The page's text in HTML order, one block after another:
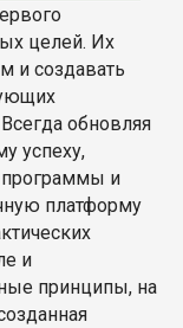
целей. Их
и создавать
обновляя
успеху,
программы и
платформу
и
принципы, на